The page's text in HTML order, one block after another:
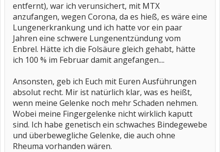
entfernt), war ich verunsichert, mit MTX
anzufangen, wegen Corona, da es hieß, es wäre eine
Lungenerkrankung und ich hatte vor ein paar
Jahren eine schwere Lungenentzündung vom
Enbrel. Hätte ich die Folsäure gleich gehabt, hätte
ich 100 % im Februar damit angefangen....
Ansonsten, geb ich Euch mit Euren Ausführungen
absolut recht. Mir ist natürlich klar, was es heißt,
wenn meine Gelenke noch mehr Schaden nehmen.
Wobei meine Fingergelenke nicht wirklich kaputt
sind. Ich habe genetisch ein schwaches Bindegewebe
und überbewegliche Gelenke, die auch ohne
Rheuma vorhanden wären.